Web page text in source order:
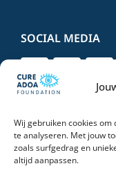
Wij gebruiken cookies
te analyseren. Met jouw
zoals surfgedrag en
altijd aanpassen.
SOCIAL MEDIA
DONEER VEILIG